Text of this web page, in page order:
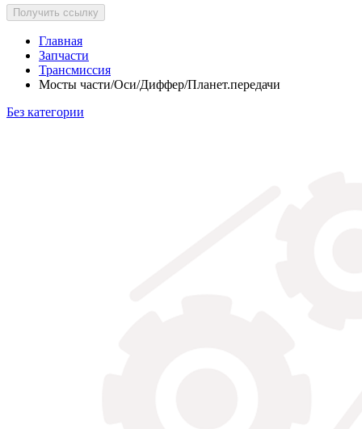
Получить ссылку
Главная
Запчасти
Трансмиссия
Мосты части/Оси/Диффер/Планет.передачи
Без категории